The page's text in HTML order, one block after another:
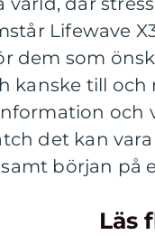
Lifewave
dem som
kanske till
och
det kan
början på
Läs